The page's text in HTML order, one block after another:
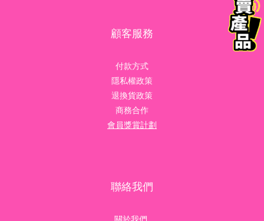
顧客服務
付款方式
隱私權政策
退換貨政策
商務合作
會員獎賞計劃
聯絡我們